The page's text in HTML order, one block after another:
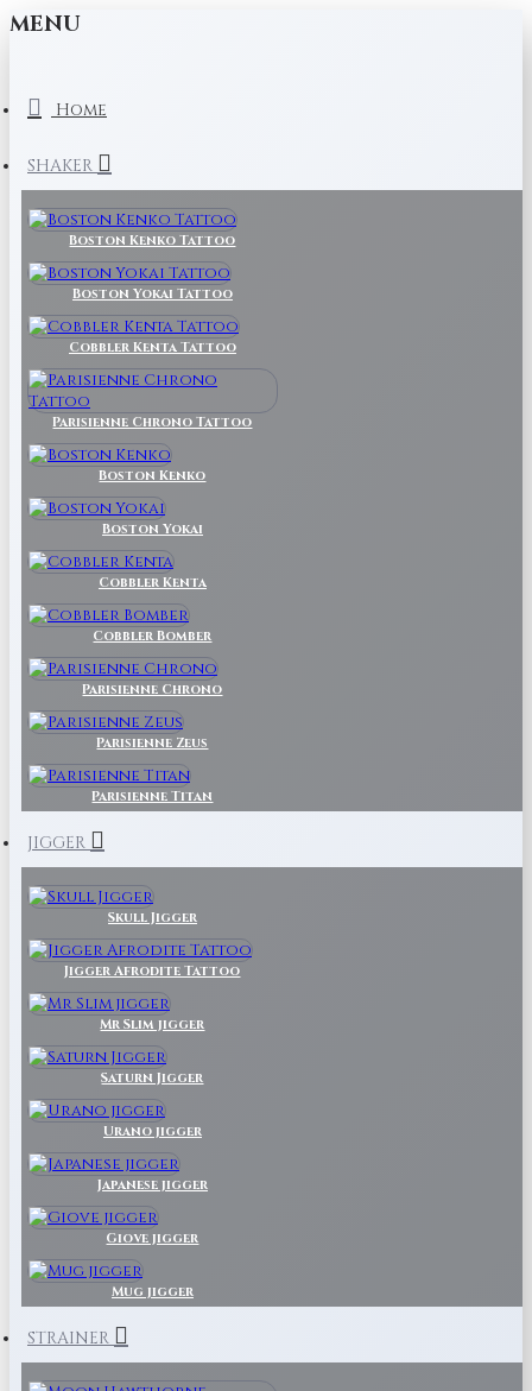
MENU
Home
SHAKER
Boston Kenko Tattoo
Boston Yokai Tattoo
Cobbler Kenta Tattoo
Parisienne Chrono Tattoo
Boston Kenko
Boston Yokai
Cobbler Kenta
Cobbler Bomber
Parisienne Chrono
Parisienne Zeus
Parisienne Titan
JIGGER
Skull Jigger
Jigger Afrodite Tattoo
Mr Slim jigger
Saturn Jigger
Urano jigger
Japanese jigger
Giove jigger
Mug jigger
STRAINER